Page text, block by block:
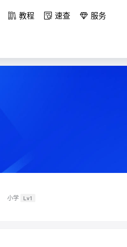
教程 速查 服务
小学 Lv1